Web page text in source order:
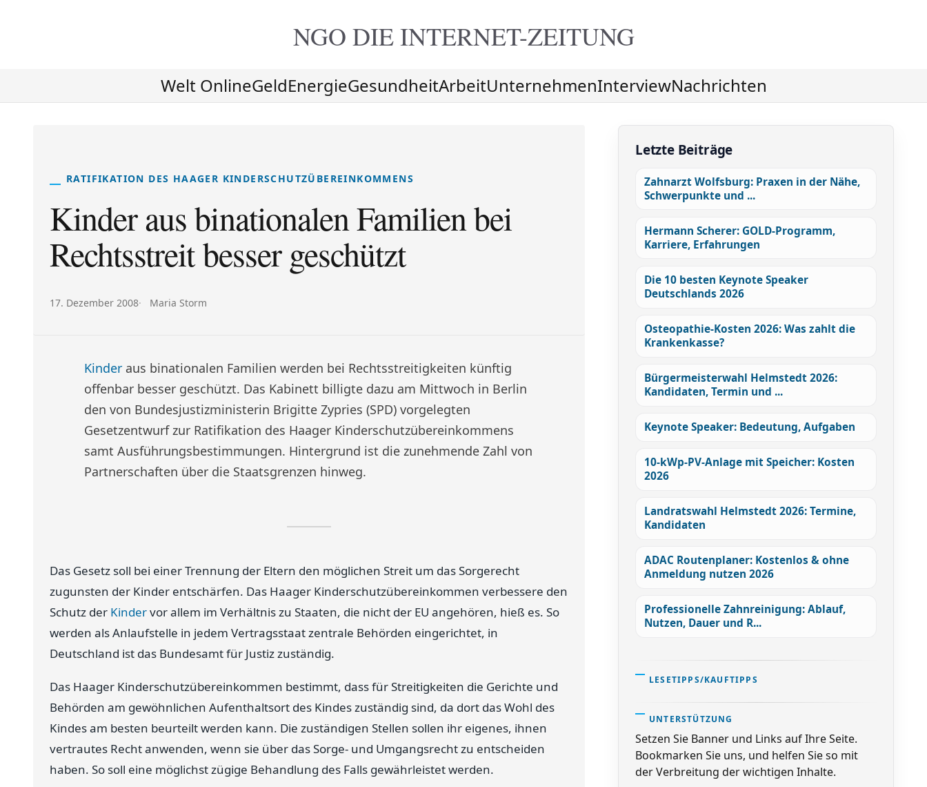
NGO DIEINTERNET-ZEITUNG
Welt OnlineGeldEnergieGesundheitArbeitUnternehmenInterviewNachrichten
RATIFIKATION DES HAAGER KINDERSCHUTZÜBEREINKOMMENS
Kinder aus binationalen Familien bei
Rechtsstreit besser geschützt
Veröffentlicht am:
17. Dezember 2008 Autor:
Maria Storm
Kinder aus binationalen Familien werden bei Rechtsstreitigkeiten künftig
offenbar besser geschützt. Das Kabinett billigte dazu am Mittwoch in Berlin
den von Bundesjustizministerin Brigitte Zypries (SPD) vorgelegten
Gesetzentwurf zur Ratifikation des Haager Kinderschutzübereinkommens
samt Ausführungsbestimmungen. Hintergrund ist die zunehmende Zahl von
Partnerschaften über die Staatsgrenzen hinweg.
Das Gesetz soll bei einer Trennung der Eltern den möglichen Streit um das Sorgerecht
zugunsten der Kinder entschärfen. Das Haager Kinderschutzübereinkommen verbessere den
Schutz der Kindervor allem im Verhältnis zu Staaten, die nicht der EU angehören, hieß es. So
werden als Anlaufstelle in jedem Vertragsstaat zentrale Behörden eingerichtet, in
Deutschland ist das Bundesamt für Justiz zuständig.
Das Haager Kinderschutzübereinkommen bestimmt, dass für Streitigkeiten die Gerichte und
Behörden am gewöhnlichen Aufenthaltsort des Kindes zuständig sind, da dort das Wohl des
Kindes am besten beurteilt werden kann. Die zuständigen Stellen sollen ihr eigenes, ihnen
vertrautes Recht anwenden, wenn sie über das Sorge- und Umgangsrecht zu entscheiden
haben. So soll eine möglichst zügige Behandlung des Falls gewährleistet werden.
Letzte Beiträge
Zahnarzt Wolfsburg: Praxen in der Nähe,
Schwerpunkte und ...
Hermann Scherer: GOLD-Programm,
Karriere, Erfahrungen
Die 10 besten Keynote Speaker
Deutschlands 2026
Osteopathie-Kosten 2026: Was zahlt die
Krankenkasse?
Bürgermeisterwahl Helmstedt 2026:
Kandidaten, Termin und ...
Keynote Speaker: Bedeutung, Aufgaben
10-kWp-PV-Anlage mit Speicher: Kosten
2026
Landratswahl Helmstedt 2026: Termine,
Kandidaten
ADAC Routenplaner: Kostenlos & ohne
Anmeldung nutzen 2026
Professionelle Zahnreinigung: Ablauf,
Nutzen, Dauer und R...
LESETIPPS/KAUFTIPPS
UNTERSTÜTZUNG
Setzen Sie Banner und Links auf Ihre Seite.
Bookmarken Sie uns, und helfen Sie so mit
der Verbreitung der wichtigen Inhalte.